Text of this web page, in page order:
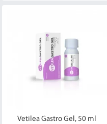
Vetilea Gastro Gel, 50 ml